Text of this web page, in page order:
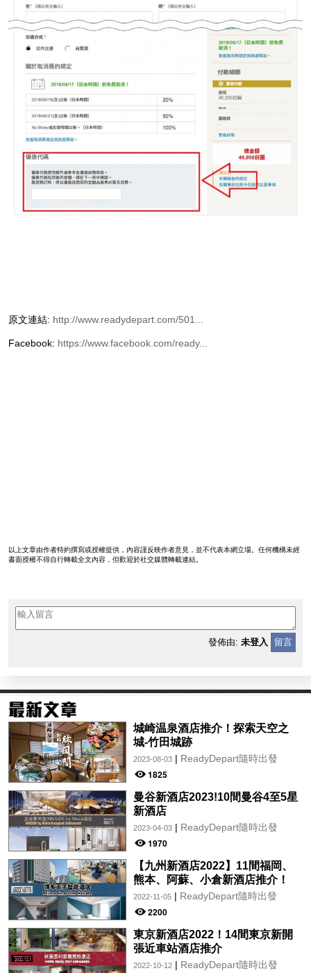
原文連結: http://www.readydepart.com/501...
Facebook: https://www.facebook.com/ready...
以上文章由作者特約撰寫或授權提供，內容謹反映作者意見，並不代表本網立場。任何機構未經
書面授權不得自行轉載全文內容，但歡迎於社交媒體轉載連結。
發佈由: 未登入 留言
城崎温泉酒店推介！探索天空之
城-竹田城跡
2023-08-03| ReadyDepart隨時出發
1825
曼谷新酒店2023!10間曼谷4至5星
新酒店
2023-04-03| ReadyDepart隨時出發
1970
【九州新酒店2022】11間福岡、
熊本、阿蘇、小倉新酒店推介！
2022-11-05| ReadyDepart隨時出發
2200
東京新酒店2022！14間東京新開
張近車站酒店推介
2022-10-12| ReadyDepart隨時出發